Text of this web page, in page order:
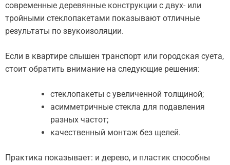
современные деревянные конструкции с двух- или
тройными стеклопакетами показывают отличные
результаты по звукоизоляции.
Если в квартире слышен транспорт или городская суета,
стоит обратить внимание на следующие решения:
стеклопакеты с увеличенной толщиной;
асимметричные стекла для подавления
разных частот;
качественный монтаж без щелей.
Практика показывает: и дерево, и пластик способны